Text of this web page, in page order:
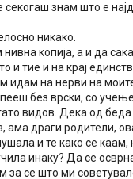
секогаш знам што е
никако.
копија, а и да
и тие и на крај
идам на нерви на
без врски, со
видов. Дека од беда
ама драги родители,
и те како се каам,
инаку? Да се
за се што ми